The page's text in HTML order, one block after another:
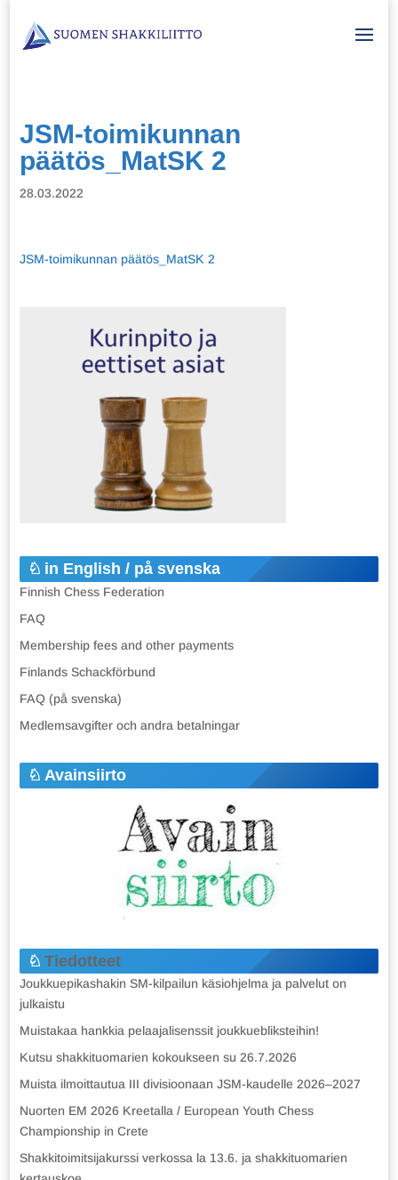
JSM-toimikunnan
päätös_MatSK 2
28.03.2022
JSM-toimikunnan päätös_MatSK 2
in English / på svenska
Finnish Chess Federation
FAQ
Membership fees and other payments
Finlands Schackförbund
FAQ (på svenska)
Medlemsavgifter och andra betalningar
Avainsiirto
Tiedotteet
Joukkuepikashakin SM-kilpailun käsiohjelma ja palvelut on
julkaistu
Muistakaa hankkia pelaajalisenssit joukkuebliksteihin!
Kutsu shakkituomarien kokoukseen su 26.7.2026
Muista ilmoittautua III divisioonaan JSM-kaudelle 2026–2027
Nuorten EM 2026 Kreetalla / European Youth Chess
Championship in Crete
Shakkitoimitsijakurssi verkossa la 13.6. ja shakkituomarien